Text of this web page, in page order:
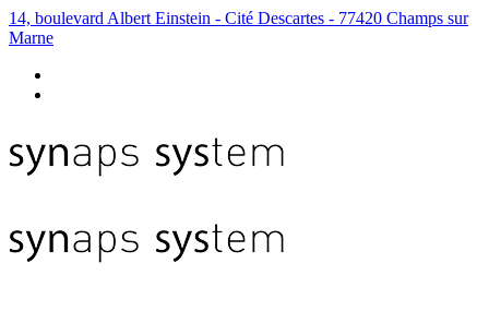
14, boulevard Albert Einstein - Cité Descartes - 77420 Champs sur
Marne